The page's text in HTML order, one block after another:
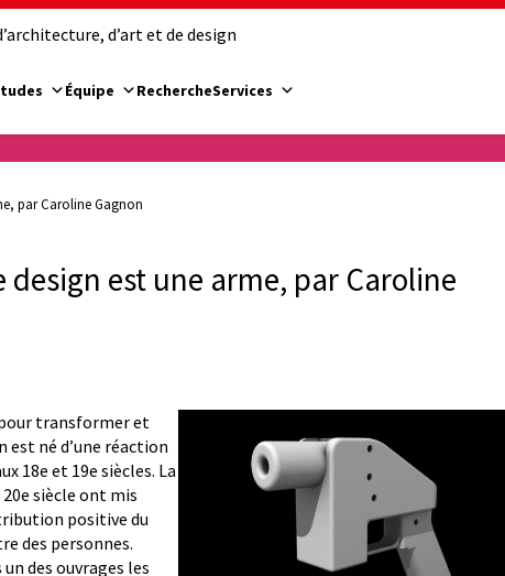
d’art et de design
Équipe RechercheServices
par Caroline Gagnon
design est une arme, par Caroline
transformer et
est né d’une réaction
18e et 19e siècles. La
siècle ont mis
positive du
des personnes.
des ouvrages les